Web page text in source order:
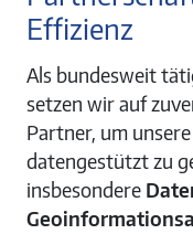
Effizienz
Als bundesweit
setzen wir auf
Partner, um
datengestützt zu
insbesondere